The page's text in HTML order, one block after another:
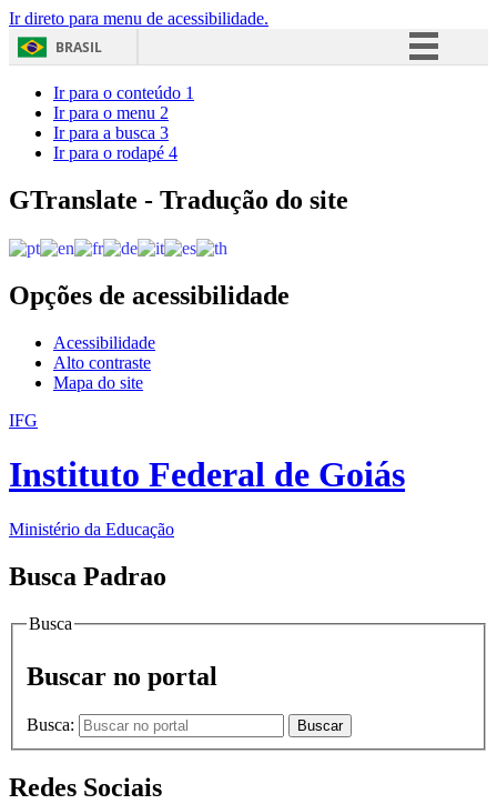
Ir direto para menu de acessibilidade.
BRASIL
Acesso à informação
Ir para o conteúdo 1
Ir para o menu 2
Ir para a busca 3
Ir para o rodapé 4
GTranslate - Tradução do site
Opções de acessibilidade
Acessibilidade
Alto contraste
Mapa do site
IFG
Instituto Federal de Goiás
Ministério da Educação
Busca Padrao
Busca
Buscar no portal
Busca: Buscar
Redes Sociais